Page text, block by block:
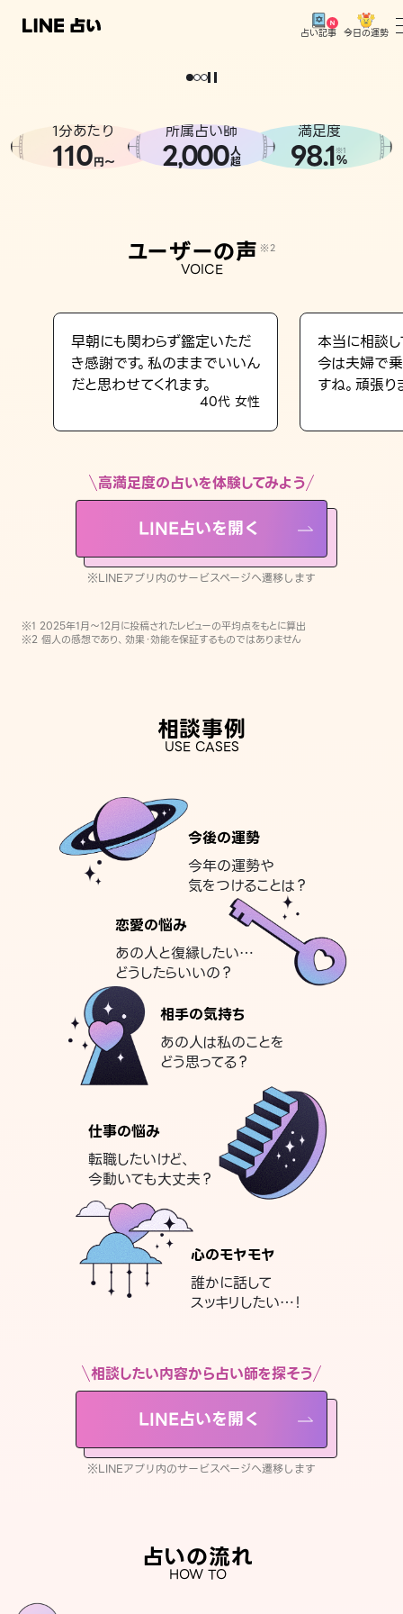
占い記事 今日の運勢
相談事例
LINE占いを開く
※LINEアプリ内のサービスページへ遷移します
どうせなら
。
1分あたり
110円〜
所属占い師
2,000人
超
満足度
98.1※1
%
ユーザーの声 ※2
VOICE
早朝にも関わらず鑑定いただ
き感謝です。私のままでいいん
だと思わせてくれます。
40代 女性
本当に相談し
今は夫婦で
すね。頑張り
高満足度の占いを体験してみよう
LINE占いを開く
※LINEアプリ内のサービスページへ遷移します
※1 2025年1月〜12月に投稿されたレビューの平均点をもとに算出
※2 個人の感想であり、効果・効能を保証するものではありません
相談事例
USE CASES
今後の運勢
今年の運勢や
気をつけることは？
恋愛の悩み
あの人と復縁したい…
どうしたらいいの？
相手の気持ち
あの人は私のことを
どう思ってる？
仕事の悩み
転職したいけど、
今動いても大丈夫？
心のモヤモヤ
誰かに話して
スッキリしたい…！
相談したい内容から占い師を探そう
LINE占いを開く
※LINEアプリ内のサービスページへ遷移します
占いの流れ
HOW TO